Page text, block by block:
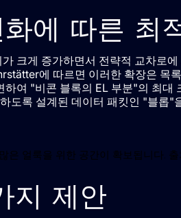
에 따른 최
크게 증가하면서 전략적 교차로
에 따르면 이러한 확장은 목
여 "비콘 블록의 EL 부분"의 최대
도록 설계된 데이터 패킷인 "블롭"
은 얼룩을 위한 공간이 확보됩니다.
지 제안